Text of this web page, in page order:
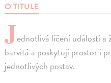
O TITULE
Jednotlivá líčení událostí a
barvitá a poskytují prostor i
jednotlivých postav.